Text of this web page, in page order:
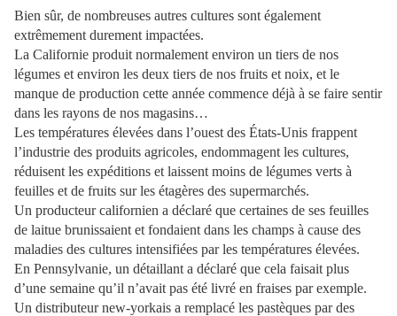
Bien sûr, de nombreuses autres cultures sont également
extrêmement durement impactées.
La Californie produit normalement environ un tiers de nos
légumes et environ les deux tiers de nos fruits et noix, et le
manque de production cette année commence déjà à se faire sentir
dans les rayons de nos magasins…
Les températures élevées dans l’ouest des États-Unis frappent
l’industrie des produits agricoles, endommagent les cultures,
réduisent les expéditions et laissent moins de légumes verts à
feuilles et de fruits sur les étagères des supermarchés.
Un producteur californien a déclaré que certaines de ses feuilles
de laitue brunissaient et fondaient dans les champs à cause des
maladies des cultures intensifiées par les températures élevées.
En Pennsylvanie, un détaillant a déclaré que cela faisait plus
d’une semaine qu’il n’avait pas été livré en fraises par exemple.
Un distributeur new-yorkais a remplacé les pastèques par des